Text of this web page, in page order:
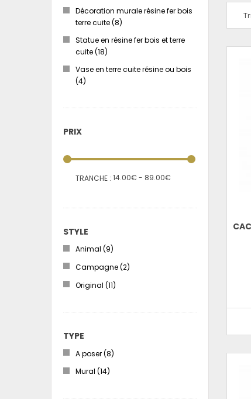
Décoration murale résine fer bois
terre cuite(8)
Statue en résine fer bois et terre
cuite(18)
Vase en terre cuite résine ou bois
(4)
PRIX
TRANCHE : 14.00€ - 89.00€
STYLE
Animal (9)
Campagne(2)
Original (11)
TYPE
A poser(8)
Mural (14)